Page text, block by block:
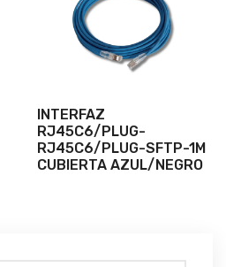
INTERFAZ
RJ45C6/PLUG-
RJ45C6/PLUG-SFTP-1M
CUBIERTA AZUL/NEGRO